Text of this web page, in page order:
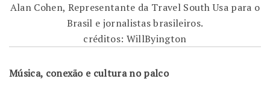
Alan Cohen, Representante da Travel South Usa para o
Brasil e jornalistas brasileiros.
créditos: WillByington
Música, conexão e cultura no palco